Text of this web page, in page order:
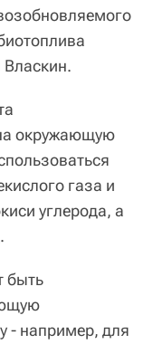
Власкин.
окружающую
газа и
углерода, а
быть
- например, для